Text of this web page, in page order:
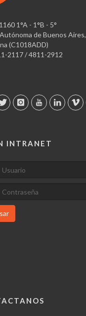
1°A - 1°B - 5°
de Buenos Aires,
(C1018ADD)
2117 / 4811-2912
INTRANET